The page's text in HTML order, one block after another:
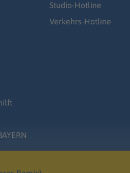
Studio-Hotline
Verkehrs-Hotline